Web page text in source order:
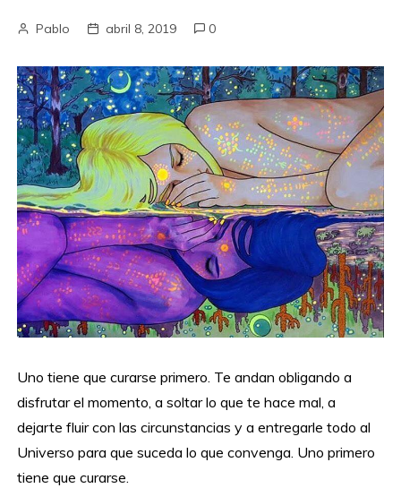
Pablo abril 8, 2019 0
Uno tiene que curarse primero. Te andan obligando a
disfrutar el momento, a soltar lo que te hace mal, a
dejarte fluir con las circunstancias y a entregarle todo al
Universo para que suceda lo que convenga. Uno primero
tiene que curarse.